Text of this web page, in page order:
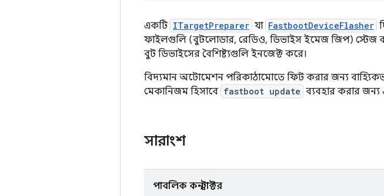
একটি ITargetPreparer যা FastbootDeviceFlasher
ফাইলগুলি (বুটলোডার, রেডিও, ডিভাইস ইমেজ জিপ) স্টেজ
বুট ডিভাইসের বৈশিষ্ট্যগুলি ইনজেক্ট করে।
বিদ্যমান অটোমেশন পরিকাঠামোতে ফিট করার জন্য
মেকানিজম হিসাবে fastboot update ব্যবহার করার জন্য
সারাংশ
পাবলিক কনস্ট্রাক্টর